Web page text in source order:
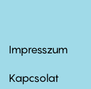
Footer
first
Impresszum
Kapcsolat